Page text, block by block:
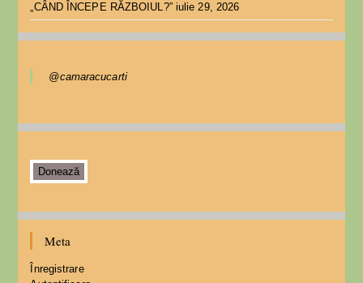
„CÂND ÎNCEPE RĂZBOIUL?” iulie 29, 2026
@camaracucarti
Donează
Meta
Înregistrare